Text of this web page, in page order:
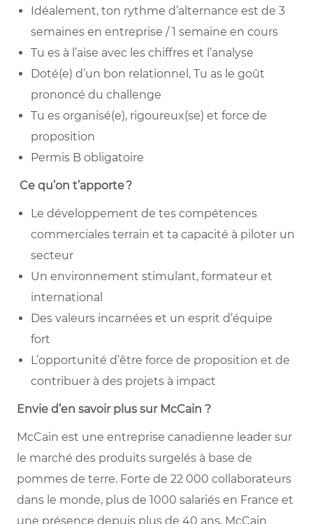
Idéalement, ton rythme d’alternance est de 3
semaines en entreprise / 1 semaine en cours
Tu es à l’aise avec les chiffres et l’analyse
Doté(e) d’un bon relationnel, Tu as le goût
prononcé du challenge
Tu es organisé(e), rigoureux(se) et force de
proposition
Permis B obligatoire
Ce qu’on t’apporte?
Le développement de tes compétences
commerciales terrain et ta capacité à piloter un
secteur
Un environnement stimulant, formateur et
international
Des valeurs incarnées et un esprit d’équipe
fort
L’opportunité d’être force de proposition et de
contribuer à des projets à impact
Envie d’en savoir plus sur McCain ?
McCain est une entreprise canadienne leader sur
le marché des produits surgelés à base de
pommes de terre. Forte de 22 000 collaborateurs
dans le monde, plus de 1000 salariés en France et
une présence depuis plus de 40 ans, McCain